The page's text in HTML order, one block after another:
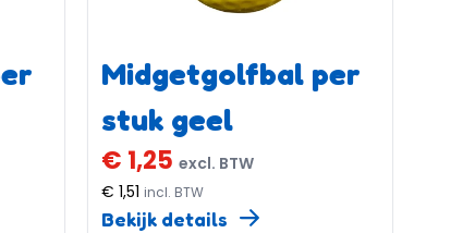
Midgetgolfbal per
stuk geel
€ 1,25 excl. BTW
€ 1,51 incl. BTW
Bekijk details